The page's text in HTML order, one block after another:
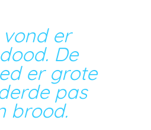
vond er
De
er grote
pas
brood.